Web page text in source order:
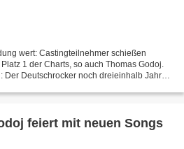
wert: Castingteilnehmer schießen
1 der Charts, so auch Thomas Godoj.
Der Deutschrocker noch dreieinhalb Jahre
feiert mit neuen Songs